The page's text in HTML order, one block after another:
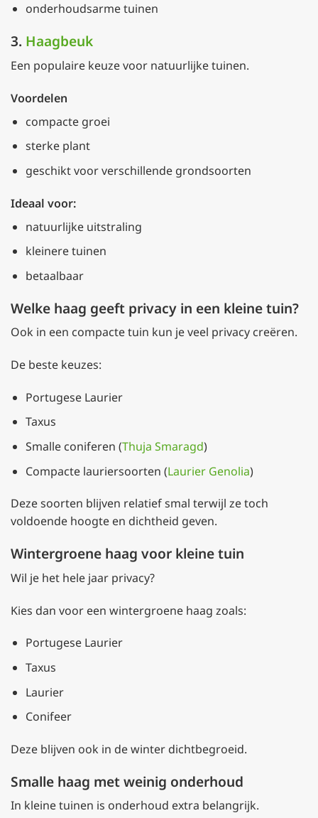
onderhoudsarme tuinen
3. Haagbeuk
Een populaire keuze voor natuurlijke tuinen.
Voordelen
compacte groei
sterke plant
geschikt voor verschillende grondsoorten
Ideaal voor:
natuurlijke uitstraling
kleinere tuinen
betaalbaar
Welke haag geeft privacy in een kleine tuin?
Ook in een compacte tuin kun je veel privacy creëren.
De beste keuzes:
Portugese Laurier
Taxus
Smalle coniferen (Thuja Smaragd)
Compacte lauriersoorten (Laurier Genolia)
Deze soorten blijven relatief smal terwijl ze toch
voldoende hoogte en dichtheid geven.
Wintergroene haag voor kleine tuin
Wil je het hele jaar privacy?
Kies dan voor een wintergroene haag zoals:
Portugese Laurier
Taxus
Laurier
Conifeer
Deze blijven ook in de winter dichtbegroeid.
Smalle haag met weinig onderhoud
In kleine tuinen is onderhoud extra belangrijk.